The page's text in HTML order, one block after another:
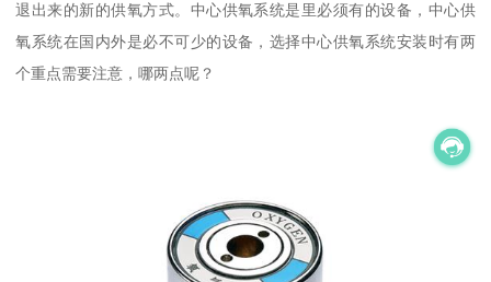
退出来的新的供氧方式。中心供氧系统是里必须有的设备，中心供
氧系统在国内外是必不可少的设备，选择中心供氧系统安装时有两
个重点需要注意，哪两点呢？